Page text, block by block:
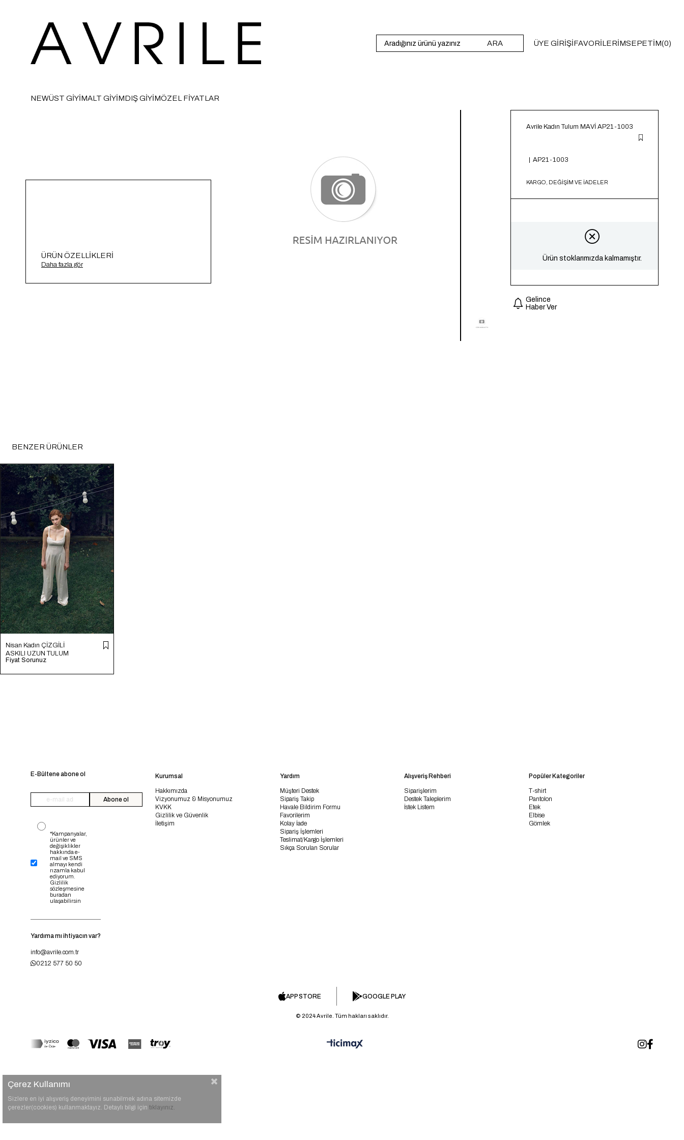
ARA ÜYE GIRIŞIFAVORILERIMSEPETIM 0
NEWÜST GİYİMALT GİYİMDIŞ GİYİMÖZEL FİYATLAR
ÜRÜN ÖZELLIKLERI
Tulum AP21-1003
Daha fazla gör
Avrile Kadın Tulum MAVİ AP21-1003
AP21-1003
KARGO, DEĞİŞİM VE İADELER
Ürün stoklarımızda kalmamıştır.
Gelince
Haber Ver
BENZER ÜRÜNLER
Nisan Kadın ÇİZGİLİ
ASKILI UZUN TULUM
NATUREL N24-1977
Fiyat Sorunuz
E-Bültene abone ol
Abone ol
*Kampanyalar,
ürünler ve
değişiklikler
hakkında e-
mail ve SMS
almayı kendi
rızamla kabul
ediyorum.
Gizlilik
sözleşmesine
buradan
ulaşabilirsin
Yardıma mı ihtiyacın var?
info@avrile.com.tr
0212 577 50 50
Kurumsal
Hakkımızda
Vizyonumuz & Misyonumuz
KVKK
Gizlilik ve Güvenlik
İletişim
Yardım
Müşteri Destek
Sipariş Takip
Havale Bildirim Formu
Favorilerim
Kolay İade
Sipariş İşlemleri
Teslimat/Kargo İşlemleri
Sıkça Sorulan Sorular
Alışveriş Rehberi
Siparişlerim
Destek Taleplerim
İstek Listem
Popüler Kategoriler
T-shirt
Pantolon
Etek
Elbise
Gömlek
APP STORE GOOGLE PLAY
© 2024 Avrile. Tüm hakları saklıdır.
Çerez Kullanımı
Sizlere en iyi alışveriş deneyimini sunabilmek adına sitemizde
çerezler(cookies) kullanmaktayız. Detaylı bilgi için tıklayınız.